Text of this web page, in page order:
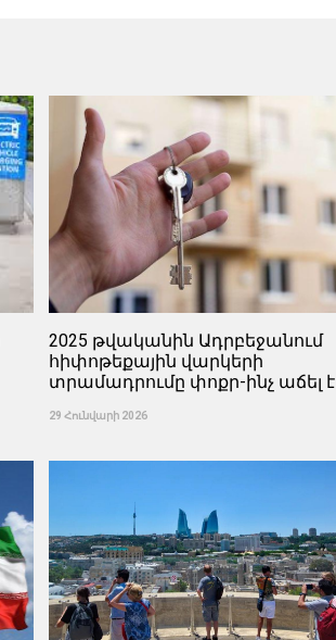
2025 թվականին Ադրբեջանում
հիփոթեքային վարկերի
տրամադրումը փոքր-ինչ աճել է
29 Հունվարի 2026